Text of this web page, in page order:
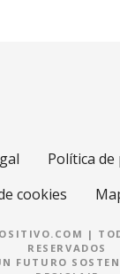
Política de
cookies
|
RESERVADOS
FUTURO